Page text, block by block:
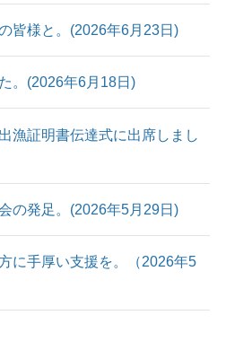
皆様と。(2026年6月23日)
。(2026年6月18日)
漁証明書伝達式に出席しまし
の発足。(2026年5月29日)
に手厚い支援を。（2026年5